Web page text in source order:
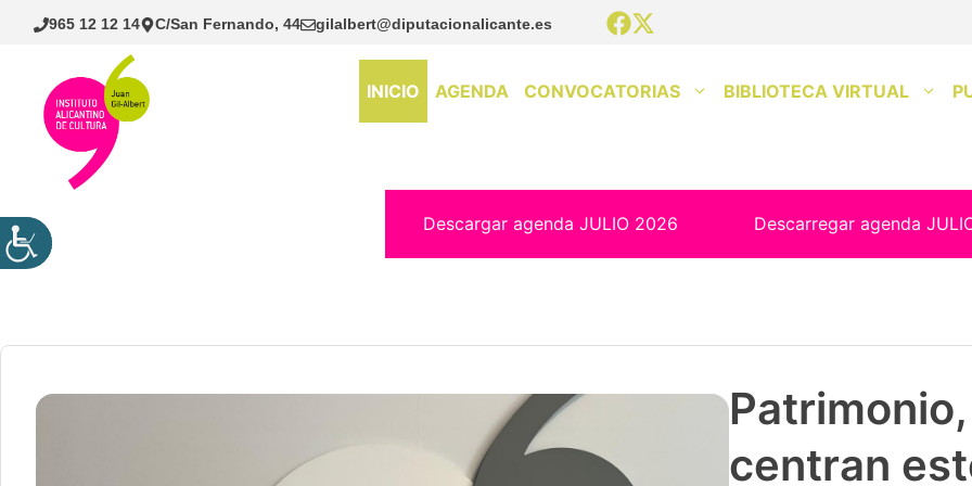
Saltar
965 12 12 14 C/San Fernando, 44 gilalbert@diputacionalicante.es
INICIO AGENDA CONVOCATORIAS BIBLIOTECA VIRTUAL
Descargar agenda JULIO 2026 Descarregar agenda
centran